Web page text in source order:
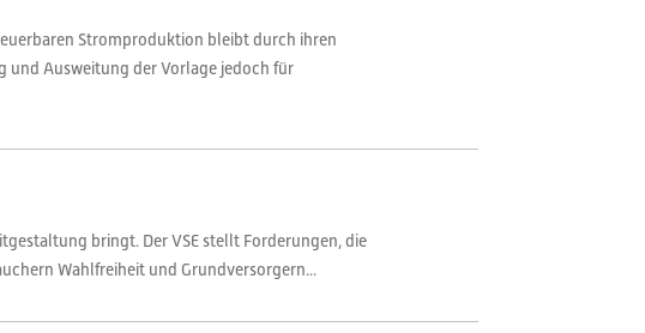
Stromproduktion bleibt durch ihren
und Ausweitung der Vorlage jedoch für
bringt. Der VSE stellt Forderungen, die
Wahlfreiheit und Grundversorgern...